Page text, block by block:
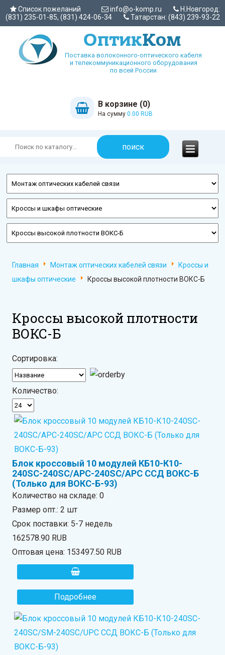
Список пожеланий info@o-komp.ru
Н.Новгород:
(831) 235-01-85, (831) 424-06-34
Татарстан: (843) 239-93-22
Поставка волоконного-оптического кабеля
и телекоммуникационного оборудования
по всей России
В корзине (0)
На сумму 0.00 RUB
Главная Монтаж оптических кабелей связи
Кроссы и
шкафы оптические
Кроссы высокой плотности ВОКС-Б
Кроссы высокой плотности
ВОКС-Б
Сортировка:
Количество:
Блок кроссовый 10 модулей КБ10-К10-
240SC-240SC/APC-240SC/APC ССД ВОКС-Б
(Только для ВОКС-Б-93)
Количество на складе:0
Размер опт.: 2 шт
Срок поставки: 5-7 недель
162578.90 RUB
Оптовая цена: 153497.50 RUB
Подробнее